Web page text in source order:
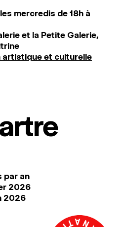
mercredis de 18h à
et la Petite Galerie,
artistique et culturelle
par an
2026
2026